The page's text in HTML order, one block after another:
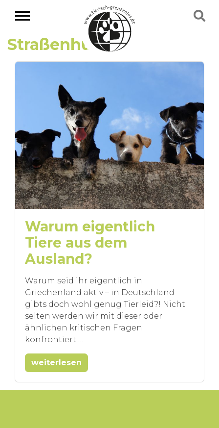
Straßenhunde
Warum eigentlich
Tiere aus dem
Ausland?
Warum seid ihr eigentlich in
Griechenland aktiv – in Deutschland
gibts doch wohl genug Tierleid?! Nicht
selten werden wir mit dieser oder
ähnlichen kritischen Fragen
konfrontiert …
weiterlesen